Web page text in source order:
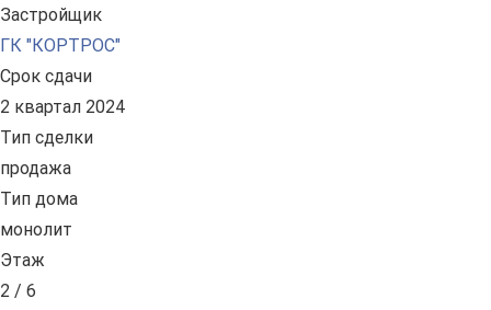
Застройщик
ГК "КОРТРОС"
Срок сдачи
2 квартал 2024
Тип сделки
продажа
Тип дома
монолит
Этаж
2 / 6